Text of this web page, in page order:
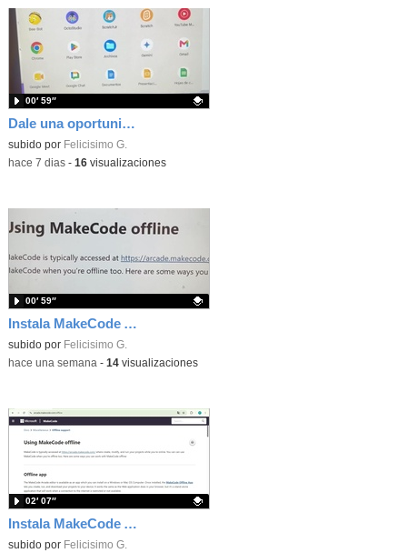
Dale una oportunidad a los Chromebooks y utiliza un proyector para realizar talleres si no tienes pantallas táctiles
Contenido educativo.
subido por Felicisimo G.
00′ 59″
-hace 7 dias- 16visualizaciones
Instala MakeCode Arcade para trabajar offline en tu tablet, ordenador, Chromebook
Contenido educativo.
subido por Felicisimo G.
00′ 59″
-hace una semana - 14visualizaciones
Instala MakeCode Arcade offline para programar grandes juegos sin necesidad de Internet
Contenido educativo.
subido por Felicisimo G.
02′ 07″